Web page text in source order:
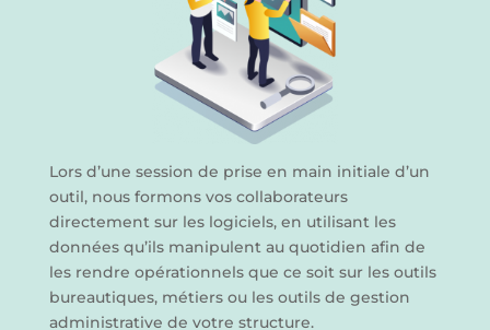
Lors d’une session de prise en main initiale d’un
outil, nous formons vos collaborateurs
directement sur les logiciels, en utilisant les
données qu’ils manipulent au quotidien afin de
les rendre opérationnels que ce soit sur les outils
bureautiques, métiers ou les outils de gestion
administrative de votre structure.